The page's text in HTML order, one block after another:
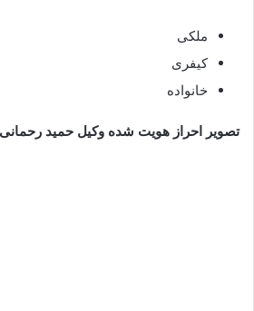
ملکی
کیفری
خانواده
تصویر احراز هویت شده وکیل حمید رحمانی